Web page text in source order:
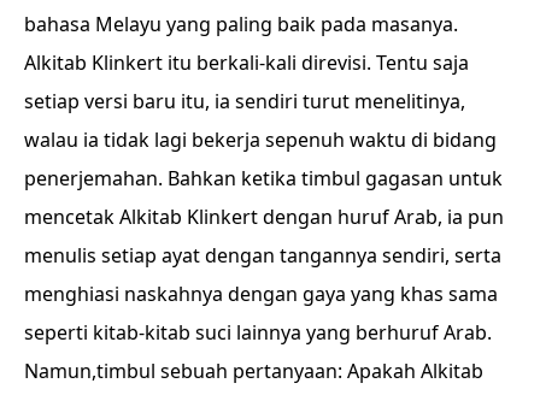
bahasa Melayu yang paling baik pada masanya.
Alkitab Klinkert itu berkali-kali direvisi. Tentu saja
setiap versi baru itu, ia sendiri turut menelitinya,
walau ia tidak lagi bekerja sepenuh waktu di bidang
penerjemahan. Bahkan ketika timbul gagasan untuk
mencetak Alkitab Klinkert dengan huruf Arab, ia pun
menulis setiap ayat dengan tangannya sendiri, serta
menghiasi naskahnya dengan gaya yang khas sama
seperti kitab-kitab suci lainnya yang berhuruf Arab.
Namun,timbul sebuah pertanyaan: Apakah Alkitab